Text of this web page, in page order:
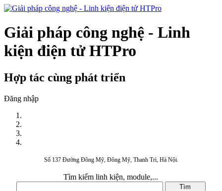
Giải pháp công nghệ - Linh
kiện điện tử HTPro
Hợp tác cùng phát triển
Đăng nhập
Số 137 Đường Đông Mỹ, Đông Mỹ, Thanh Trì, Hà Nội.
Tìm kiếm linh kiện, module,...